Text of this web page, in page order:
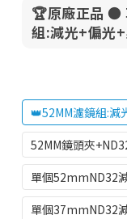
🏆原廠正品 ●
組:減光+偏光
👑52MM濾鏡組:減
52MM鏡頭夾
單個52mmND32
單個37mmND32